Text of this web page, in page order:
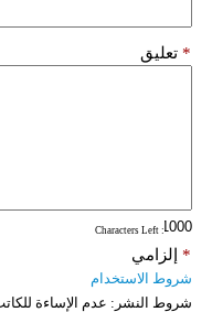
تعليق *
: Characters Left
إلزامي *
شروط الاستخدام
شروط النشر: عدم الإساءة